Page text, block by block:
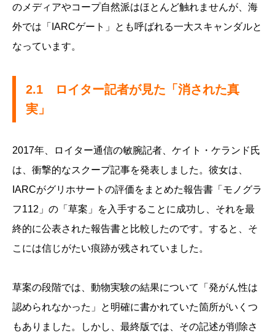
のメディアやコープ自然派はほとんど触れませんが、海
外では「IARCゲート」とも呼ばれる一大スキャンダルと
なっています。
2.1 ロイター記者が見た「消された真
実」
2017年、ロイター通信の敏腕記者、ケイト・ケランド氏
は、衝撃的なスクープ記事を発表しました。彼女は、
IARCがグリホサートの評価をまとめた報告書「モノグラ
フ112」の「草案」を入手することに成功し、それを最
終的に公表された報告書と比較したのです。すると、そ
こには信じがたい痕跡が残されていました。
草案の段階では、動物実験の結果について「発がん性は
認められなかった」と明確に書かれていた箇所がいくつ
もありました。しかし、最終版では、その記述が削除さ